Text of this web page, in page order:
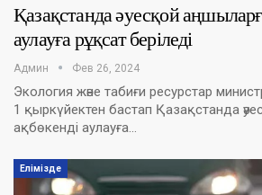
Қазақстанда әуесқой
аулауға рұқсат беріледі
Админ Фев 26, 2024
Экология және табиғи ресурстар
1 қыркүйектен бастап Қазақстанда
ақбөкенді аулауға…
Елімізде